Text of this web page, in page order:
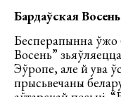
Бардаўская Восень
Бесперапынна ўжо
Восень”
Эўропе, але й ува
прысьвечаны